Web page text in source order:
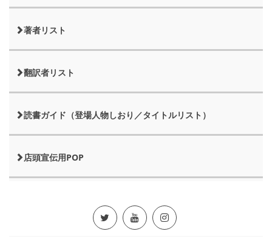
著者リスト
翻訳者リスト
読書ガイド（登場人物しおり／タイトルリスト）
店頭宣伝用POP